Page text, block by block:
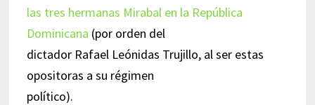
las tres hermanas Mirabal en la República
Dominicana (por orden del
dictador Rafael Leónidas Trujillo, al ser estas
opositoras a su régimen
político).